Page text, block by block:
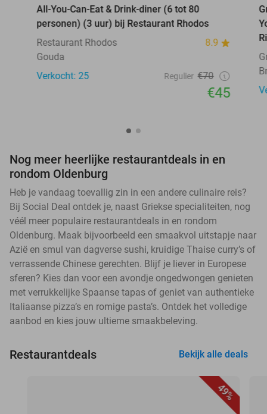
All-You-Can-Eat & Drink-diner (6 tot 80
personen) (3 uur) bij Restaurant Rhodos
Restaurant Rhodos
8.9
Gouda
Verkocht: 25
Regulier €70
€45
Nog meer heerlijke restaurantdeals in en
rondom Oldenburg
Heb je vandaag toevallig zin in een andere culinaire reis?
Bij Social Deal ontdek je, naast Griekse specialiteiten, nog
véél meer populaire restaurantdeals in en rondom
Oldenburg. Maak bijvoorbeeld een smaakvol uitstapje naar
Azië en smul van dagverse sushi, kruidige Thaise curry’s of
verrassende Chinese gerechten. Blijf je liever in Europese
sferen? Kies dan voor een avondje ongedwongen genieten
met verrukkelijke Spaanse tapas of geniet van authentieke
Italiaanse pizza’s en romige pasta’s. Ontdek het volledige
aanbod en kies jouw ultieme smaakbeleving.
Restaurantdeals Bekijk alle deals
49%